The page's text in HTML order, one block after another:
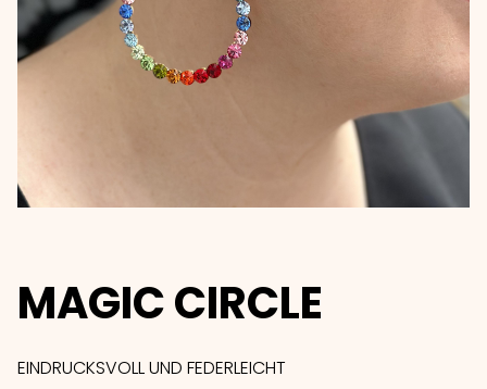
MAGIC CIRCLE
EINDRUCKSVOLL UND FEDERLEICHT